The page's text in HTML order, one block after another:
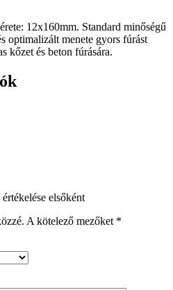
12x160mm. Standard minőségű
optimalizált menete gyors fúrást
kőzet és beton fúrására.
elsőként
A kötelező mezőket *